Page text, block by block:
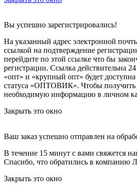
Вы успешно зарегистрировались!
На указанный адрес электронной
ссылкой на подтверждение
перейдите по этой ссылке что бы
регистрации. Ссылка действительна 24
«опт» и «крупный опт» будет
статуса «ОПТОВИК». Чтобы получить
необходимую информацию в личном
Закрыть это окно
Ваш заказ успешно отправлен на
В течение 15 минут с вами свяжется
Спасибо, что обратились в компанию
Закрыть это окно